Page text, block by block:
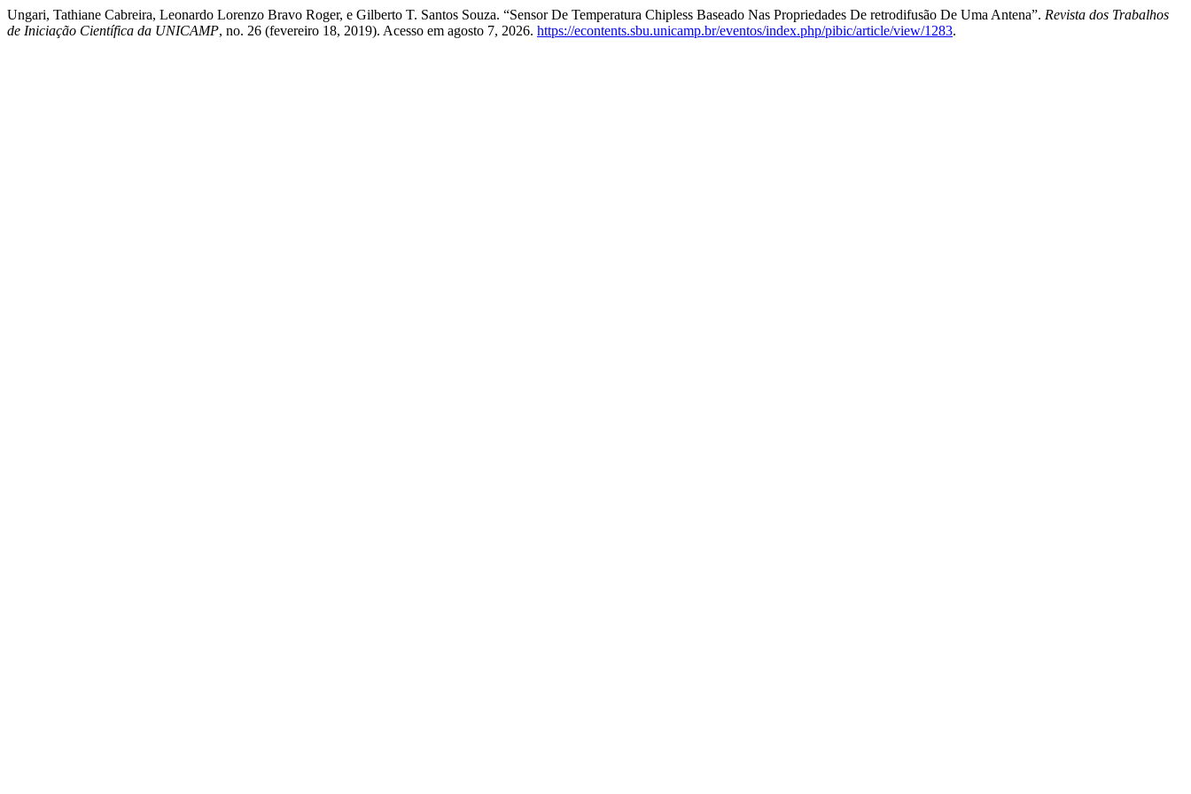
Ungari, Tathiane Cabreira, Leonardo Lorenzo Bravo Roger, e Gilberto T. Santos Souza. “Sensor De Temperatura Chipless Baseado Nas Propriedades De retrodifusão De Uma Antena”. Revista dos Trabalhos
de Iniciação Científica da UNICAMP, no. 26 (fevereiro 18, 2019). Acesso em agosto 7, 2026. https://econtents.sbu.unicamp.br/eventos/index.php/pibic/article/view/1283.